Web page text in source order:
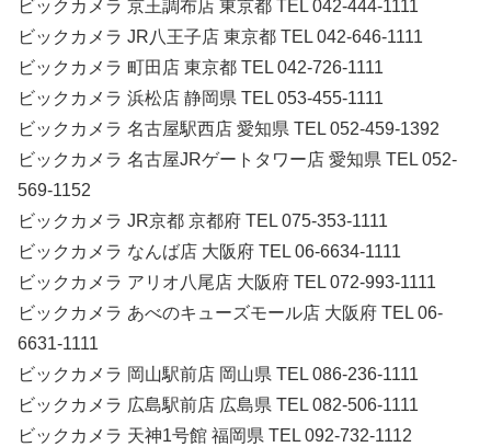
ビックカメラ 京王調布店 東京都 TEL 042-444-1111
ビックカメラ JR八王子店 東京都 TEL 042-646-1111
ビックカメラ 町田店 東京都 TEL 042-726-1111
ビックカメラ 浜松店 静岡県 TEL 053-455-1111
ビックカメラ 名古屋駅西店 愛知県 TEL 052-459-1392
ビックカメラ 名古屋JRゲートタワー店 愛知県 TEL 052-
569-1152
ビックカメラ JR京都 京都府 TEL 075-353-1111
ビックカメラ なんば店 大阪府 TEL 06-6634-1111
ビックカメラ アリオ八尾店 大阪府 TEL 072-993-1111
ビックカメラ あべのキューズモール店 大阪府 TEL 06-
6631-1111
ビックカメラ 岡山駅前店 岡山県 TEL 086-236-1111
ビックカメラ 広島駅前店 広島県 TEL 082-506-1111
ビックカメラ 天神1号館 福岡県 TEL 092-732-1112